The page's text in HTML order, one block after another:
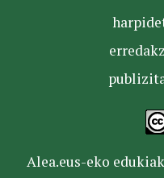
Alea.eus-eko